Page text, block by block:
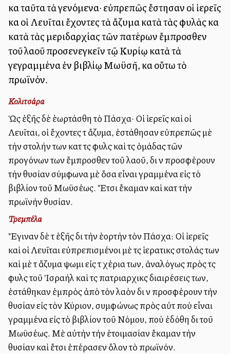
καὶ ταῦτα τὰ γενόμενα· εὐπρεπῶς ἔστησαν οἱ ἱερεῖς
καὶ οἱ Λευῖται ἔχοντες τὰ ἄζυμα κατὰ τὰς φυλὰς καὶ
κατὰ τὰς μεριδαρχίας τῶν πατέρων ἔμπροσθεν
τοῦ λαοῦ προσενεγκεῖν τῷ Κυρίῳ κατὰ τὰ
γεγραμμένα ἐν βιβλίῳ Μωϋσῆ, καὶ οὕτω τὸ
πρωϊνόν.
Κολιτσάρα
Ὡς ἐξῆς δὲ ἑωρτάσθη τὸ Πάσχα· Οἱ ἱερεῖς καὶ οἱ
Λευῖται, οἱ ἔχοντες τὰ ἄζυμα, ἐστάθησαν εὐπρεπῶς μὲ
τὴν στολήν των κατὰ τὰς φυλὰς καὶ τὰς ὁμάδας τῶν
προγόνων των ἔμπροσθεν τοῦ λαοῦ, διὰ νὰ προσφέρουν
τὴν θυσίαν σύμφωνα μὲ ὅσα εἶναι γραμμένα εἰς τὸ
βιβλίον τοῦ Μωϋσέως. Ἔτσι ἔκαμαν καὶ κατὰ τὴν
πρωϊνὴν θυσίαν.
Τρεμπέλα
Ἔγιναν δὲ τὰ ἑξῆς διὰ τὴν ἑορτὴν τὸν Πάσχα: Οἱ ἱερεῖς
καὶ οἱ Λευῖται εὐπρεπισμένοι μὲ τὰς ἱερατικὰς στολάς των
καὶ μὲ τὰ ἄζυμα ψωμιὰ εἰς τὰ χέρια των, ἀναλόγως πρὸς τὰς
φυλὰς τοῦ Ἰσραὴλ καὶ τὰς πατριαρχικὰς διαιρέσεις των,
ἐστάθηκαν ἐμπρὸς ἀπὸ τὸν λαὸν διὰ νὰ προσφέρουν τὴν
θυσίαν εἰς τὸν Κύριον, συμφώνως πρὸς αὐτὰ ποὺ εἶναι
γραμμένα εἰς τὸ βιβλίον τοῦ Νόμου, ποὺ ἐδόθη διὰ τοῦ
Μωϋσέως. Μὲ αὐτὴν τὴν ἑτοιμασίαν ἔκαμαν τὴν
θυσίαν καὶ ἔτσι ἐπέρασεν ὅλον τὸ πρωϊνόν.